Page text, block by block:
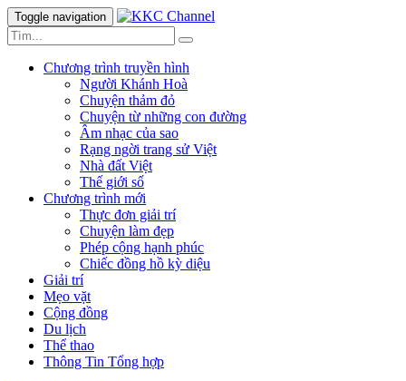
Toggle navigation
Chương trình truyền hình
Người Khánh Hoà
Chuyện thảm đỏ
Chuyện từ những con đường
Âm nhạc của sao
Rạng ngời trang sử Việt
Nhà đất Việt
Thế giới số
Chương trình mới
Thực đơn giải trí
Chuyện làm đẹp
Phép cộng hạnh phúc
Chiếc đồng hồ kỳ diệu
Giải trí
Mẹo vặt
Cộng đồng
Du lịch
Thể thao
Thông Tin Tổng hợp